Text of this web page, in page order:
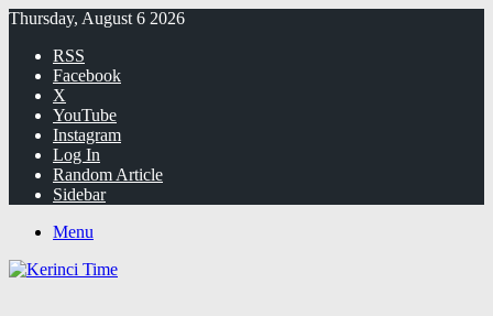
Thursday, August 6 2026
RSS
Facebook
X
YouTube
Instagram
Log In
Random Article
Sidebar
Menu